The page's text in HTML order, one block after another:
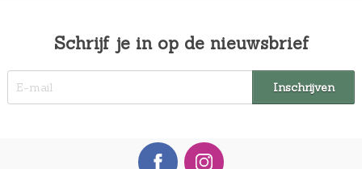
Schrijf je in op de nieuwsbrief